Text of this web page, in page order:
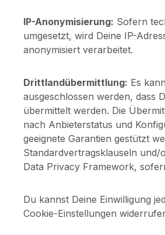
IP-Anonymisierung: Sofern
umgesetzt, wird Deine IP-
anonymisiert verarbeitet.
Drittlandübermittlung: Es
ausgeschlossen werden, dass
übermittelt werden. Die
nach Anbieterstatus und
geeignete Garantien gestützt
Standardvertragsklauseln und/
Data Privacy Framework,
Du kannst Deine Einwilligung
Cookie-Einstellungen